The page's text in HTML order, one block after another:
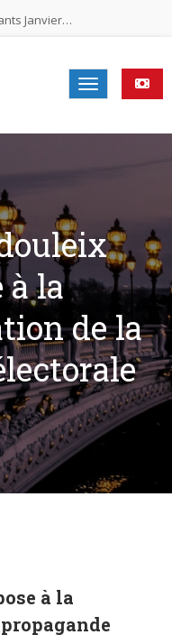
Janvier…
Novembre…
Juin…
MUNICIPALES 2026
à la
de la
à la